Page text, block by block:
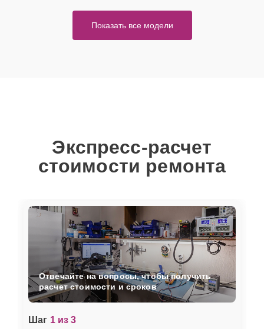
Показать все модели
Экспресс-расчет
стоимости ремонта
Шаг 1 из 3
Отвечайте на вопросы, чтобы получить
расчет стоимости и сроков